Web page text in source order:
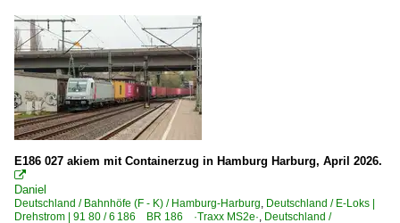
E186 027 akiem mit Containerzug in Hamburg Harburg, April 2026.

Daniel
Deutschland / Bahnhöfe (F - K) / Hamburg-Harburg, Deutschland / E-Loks |
Drehstrom | 91 80 / 6 186 BR 186 ·Traxx MS2e·, Deutschland /